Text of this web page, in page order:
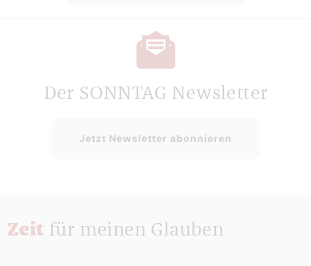
Der SONNTAG Newsletter
Jetzt Newsletter abonnieren
Zeit für meinen Glauben